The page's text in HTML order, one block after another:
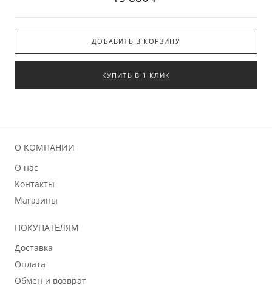
ДОБАВИТЬ В КОРЗИНУ
КУПИТЬ В 1 КЛИК
О КОМПАНИИ
О нас
Контакты
Магазины
ПОКУПАТЕЛЯМ
Доставка
Оплата
Обмен и возврат